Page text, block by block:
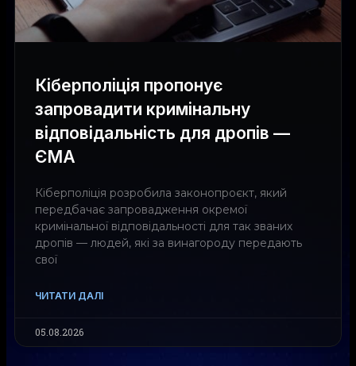
Кіберполіція пропонує
запровадити кримінальну
відповідальність для дропів —
ЄМА
Кіберполіція розробила законопроєкт, який
передбачає запровадження окремої
кримінальної відповідальності для так званих
дропів — людей, які за винагороду передають
свої
ЧИТАТИ ДАЛІ
05.08.2026